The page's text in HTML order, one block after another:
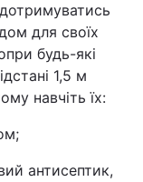
для своїх
будь-які
1,5 м
навчіть їх:
антисептик,